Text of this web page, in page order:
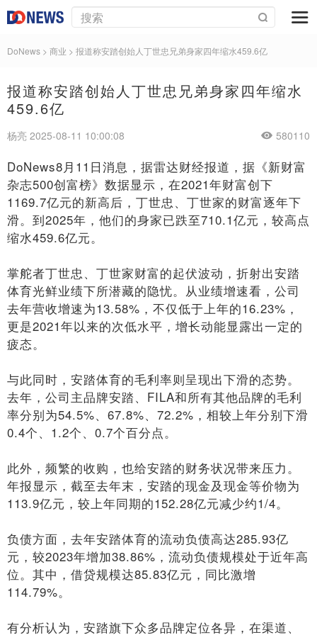
DoNews > 商业 > 报道称安踏创始人丁世忠兄弟身家四年缩水459.6亿
报道称安踏创始人丁世忠兄弟身家四年缩水
459.6亿
杨亮 2025-08-11 10:00:08 580110
DoNews8月11日消息，据雷达财经报道，据《新财富
杂志500创富榜》数据显示，在2021年财富创下
1169.7亿元的新高后，丁世忠、丁世家的财富逐年下
滑。到2025年，他们的身家已跌至710.1亿元，较高点
缩水459.6亿元。
掌舵者丁世忠、丁世家财富的起伏波动，折射出安踏
体育光鲜业绩下所潜藏的隐忧。从业绩增速看，公司
去年营收增速为13.58%，不仅低于上年的16.23%，
更是2021年以来的次低水平，增长动能显露出一定的
疲态。
与此同时，安踏体育的毛利率则呈现出下滑的态势。
去年，公司主品牌安踏、FILA和所有其他品牌的毛利
率分别为54.5%、67.8%、72.2%，相较上年分别下滑
0.4个、1.2个、0.7个百分点。
此外，频繁的收购，也给安踏的财务状况带来压力。
年报显示，截至去年末，安踏的现金及现金等价物为
113.9亿元，较上年同期的152.28亿元减少约1/4。
负债方面，去年安踏体育的流动负债高达285.93亿
元，较2023年增加38.86%，流动负债规模处于近年高
位。其中，借贷规模达85.83亿元，同比激增
114.79%。
有分析认为，安踏旗下众多品牌定位各异，在渠道、